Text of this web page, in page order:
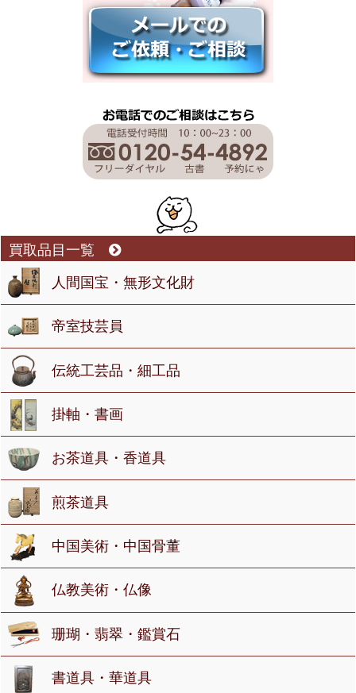
買取品目一覧
人間国宝・無形文化財
帝室技芸員
伝統工芸品・細工品
掛軸・書画
お茶道具・香道具
煎茶道具
中国美術・中国骨董
仏教美術・仏像
珊瑚・翡翠・鑑賞石
書道具・華道具